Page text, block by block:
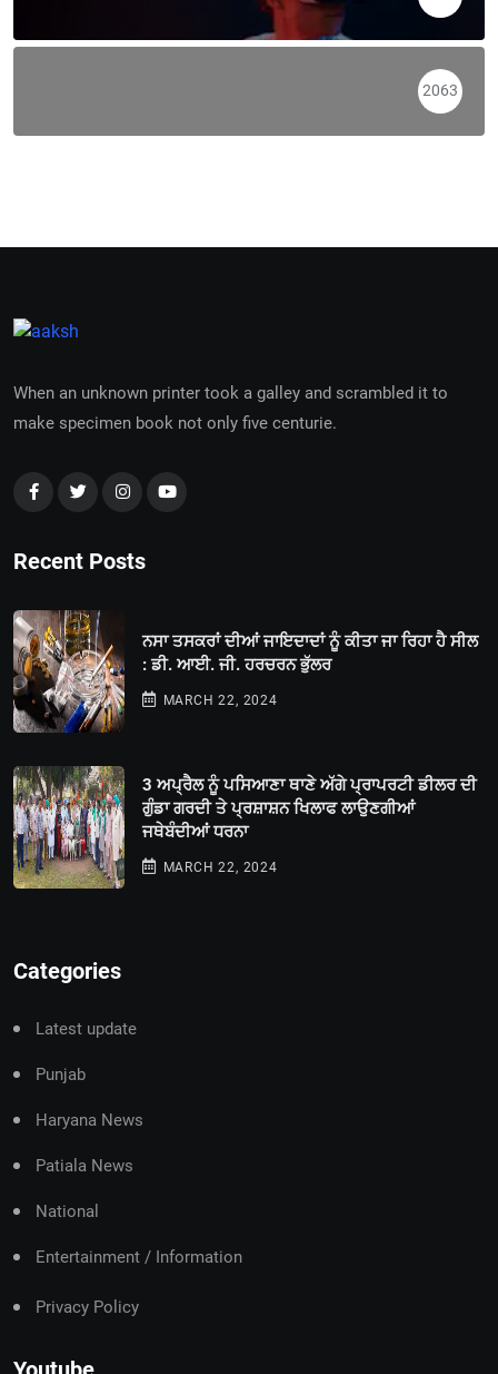
2063
When an unknown printer took a galley and scrambled it to
make specimen book not only five centurie.
Recent Posts
ਨਸਾ ਤਸਕਰਾਂ ਦੀਆਂ ਜਾਇਦਾਦਾਂ ਨੂੰ ਕੀਤਾ ਜਾ ਰਿਹਾ ਹੈ ਸੀਲ
: ਡੀ. ਆਈ. ਜੀ. ਹਰਚਰਨ ਭੁੱਲਰ
MARCH 22, 2024
3 ਅਪ੍ਰੈਲ ਨੂੰ ਪਸਿਆਣਾ ਥਾਣੇ ਅੱਗੇ ਪ੍ਰਾਪਰਟੀ ਡੀਲਰ ਦੀ
ਗੁੰਡਾ ਗਰਦੀ ਤੇ ਪ੍ਰਸ਼ਾਸ਼ਨ ਖਿਲਾਫ ਲਾਉਣਗੀਆਂ
ਜਥੇਬੰਦੀਆਂ ਧਰਨਾ
MARCH 22, 2024
Categories
Latest update
Punjab
Haryana News
Patiala News
National
Entertainment / Information
Privacy Policy